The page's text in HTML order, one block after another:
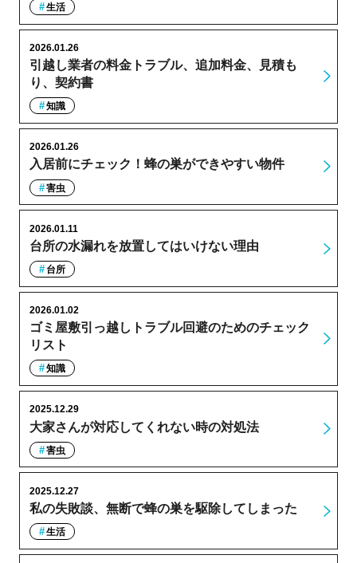
生活
引越し業者の料金トラブル、追加料金、見積も
り、契約書
2026.01.26
知識
入居前にチェック！蜂の巣ができやすい物件
2026.01.26
害虫
台所の水漏れを放置してはいけない理由
2026.01.11
台所
ゴミ屋敷引っ越しトラブル回避のためのチェック
リスト
2026.01.02
知識
大家さんが対応してくれない時の対処法
2025.12.29
害虫
私の失敗談、無断で蜂の巣を駆除してしまった
2025.12.27
生活